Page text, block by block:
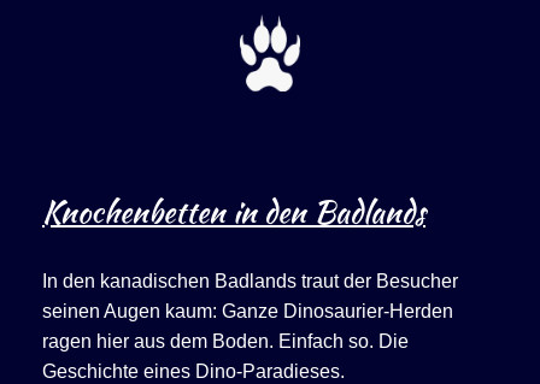
Knochenbetten in den Badlands
In den kanadischen Badlands traut der Besucher
seinen Augen kaum: Ganze Dinosaurier-Herden
ragen hier aus dem Boden. Einfach so. Die
Geschichte eines Dino-Paradieses.